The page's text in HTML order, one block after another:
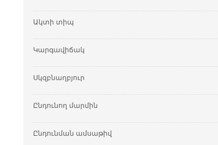
Ակտի տիպ
Կարգավիճակ
Սկզբնաղբյուր
Ընդունող մարմին
Ընդունման ամսաթիվ